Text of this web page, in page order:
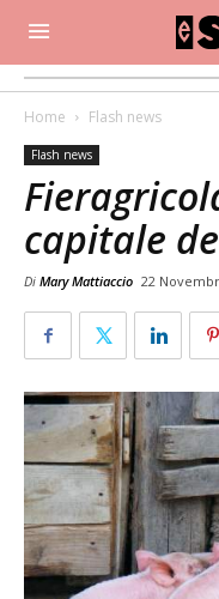
Home Flash news
Flash news
capitale
Di Mary Mattiaccio 22